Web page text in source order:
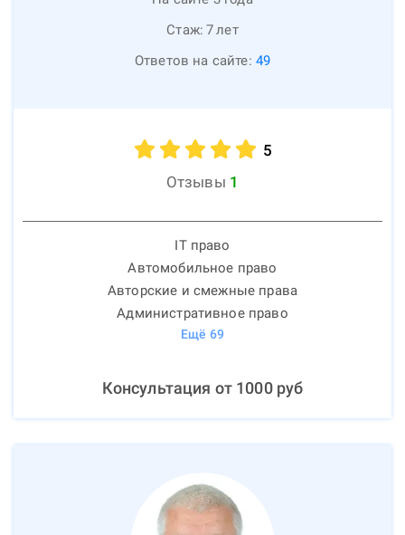
Стаж: 7лет
Ответов на сайте: 49
5
Отзывы 1
IT право
Автомобильное право
Авторские и смежные права
Административное право
Ещё 69
Консультация от 1000руб